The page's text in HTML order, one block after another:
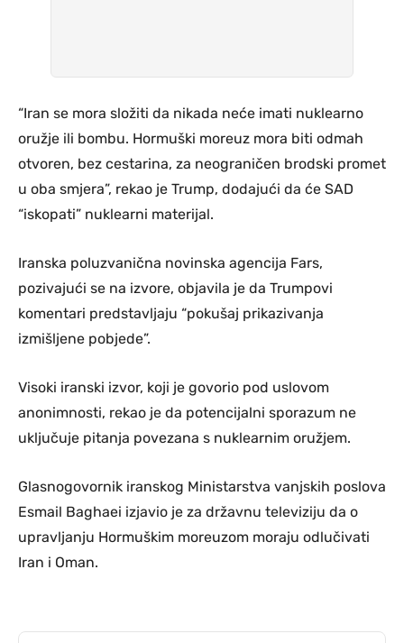
“Iran se mora složiti da nikada neće imati nuklearno
oružje ili bombu. Hormuški moreuz mora biti odmah
otvoren, bez cestarina, za neograničen brodski promet
u oba smjera”, rekao je Trump, dodajući da će SAD
“iskopati” nuklearni materijal.
Iranska poluzvanična novinska agencija Fars,
pozivajući se na izvore, objavila je da Trumpovi
komentari predstavljaju “pokušaj prikazivanja
izmišljene pobjede”.
Visoki iranski izvor, koji je govorio pod uslovom
anonimnosti, rekao je da potencijalni sporazum ne
uključuje pitanja povezana s nuklearnim oružjem.
Glasnogovornik iranskog Ministarstva vanjskih poslova
Esmail Baghaei izjavio je za državnu televiziju da o
upravljanju Hormuškim moreuzom moraju odlučivati
Iran i Oman.